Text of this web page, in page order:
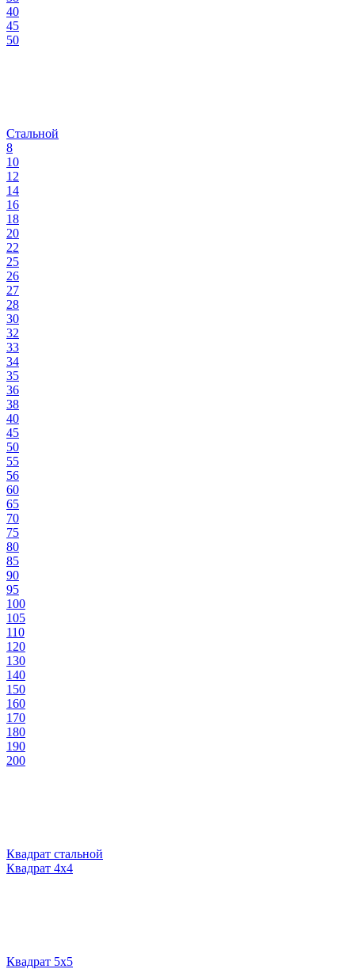
40
45
50
Стальной
8
10
12
14
16
18
20
22
25
26
27
28
30
32
33
34
35
36
38
40
45
50
55
56
60
65
70
75
80
85
90
95
100
105
110
120
130
140
150
160
170
180
190
200
Квадрат стальной
Квадрат 4х4
Квадрат 5х5